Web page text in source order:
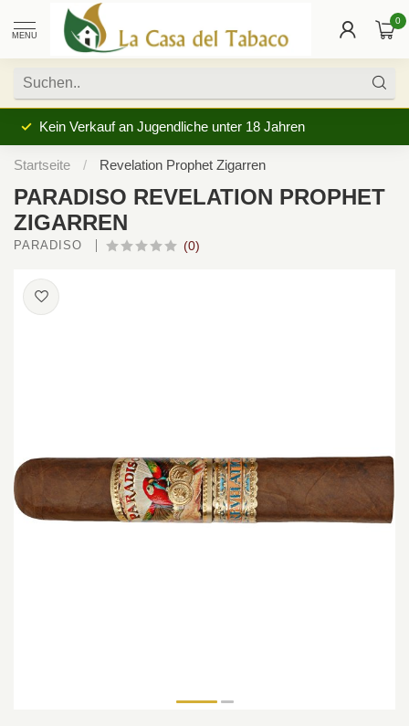
MENU
0
Kein Verkauf an Jugendliche unter 18 Jahren
Startseite / Revelation Prophet Zigarren
PARADISO REVELATION PROPHET
ZIGARREN
PARADISO (0)